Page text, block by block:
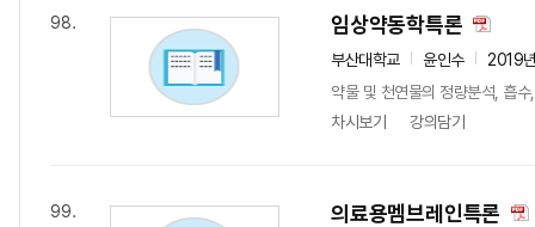
98. 임상약동학특론
부산대학교 윤인수
2019
약물 및 천연물의 정량분석, 흡
차시보기
강의담기
99. 의료용멤브레인특론